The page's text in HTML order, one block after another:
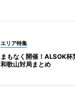
エリア特集
まもなく開催！ALSOK
和歌山対局まとめ